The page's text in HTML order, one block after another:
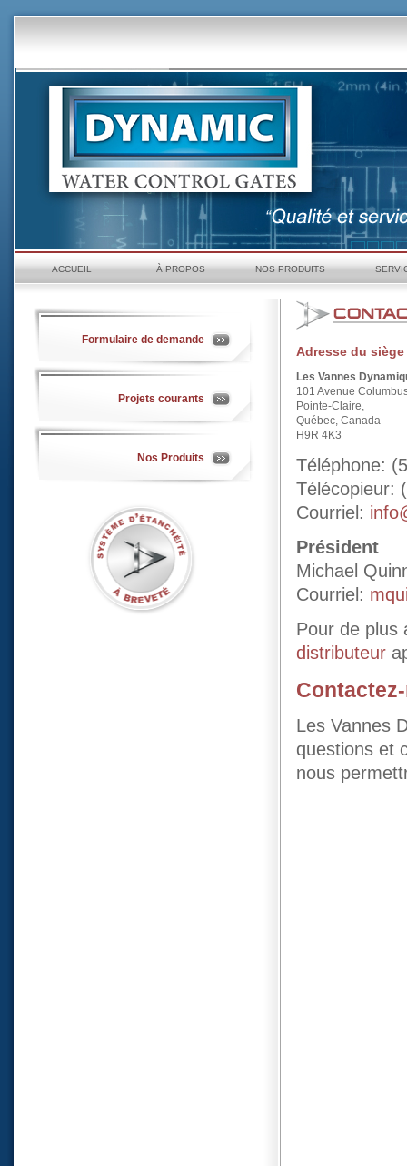
ACCUEIL À PROPOS NOS PRODUITS
Formulaire de demande
Projets courants
Nos Produits
Adresse du
Les Vannes
101 Avenue
Pointe-Claire,
Québec, Canada
H9R 4K3
Téléphone:
Télécopieur:
Courriel:
Président
Michael
Courriel:
Pour de plus
distributeur
Les Vannes
questions et
nous